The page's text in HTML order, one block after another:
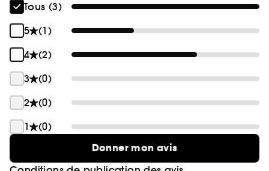
Tous (3)
5
(1)
4
(2)
3
(0)
2
(0)
1
(0)
Donner mon avis